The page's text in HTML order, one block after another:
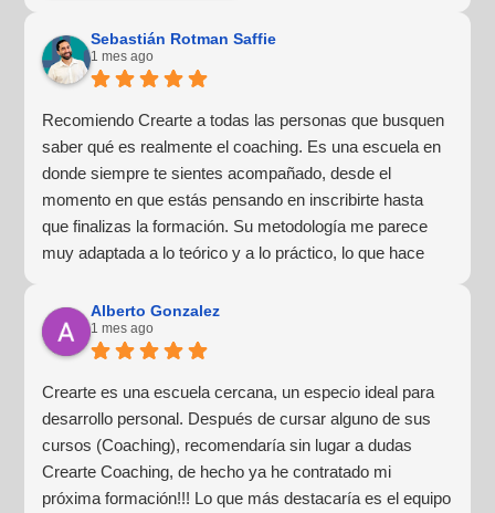
Sebastián Rotman Saffie
1 mes ago
Recomiendo Crearte a todas las personas que busquen
saber qué es realmente el coaching. Es una escuela en
donde siempre te sientes acompañado, desde el
momento en que estás pensando en inscribirte hasta
que finalizas la formación. Su metodología me parece
muy adaptada a lo teórico y a lo práctico, lo que hace
¡Para mí fue una excelente experiencia!
Alberto Gonzalez
1 mes ago
Crearte es una escuela cercana, un especio ideal para
desarrollo personal. Después de cursar alguno de sus
cursos (Coaching), recomendaría sin lugar a dudas
Crearte Coaching, de hecho ya he contratado mi
próxima formación!!! Lo que más destacaría es el equipo